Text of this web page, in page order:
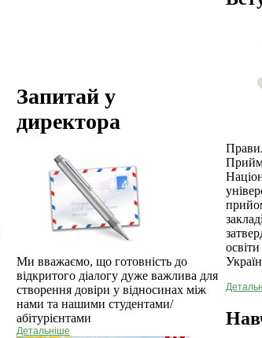
Запитай у
директора
Ми вважаємо, що готовність до
відкритого діалогу дуже важлива для
створення довіри у відносинах між
нами та нашими студентами/
абітурієнтами
Детальніше